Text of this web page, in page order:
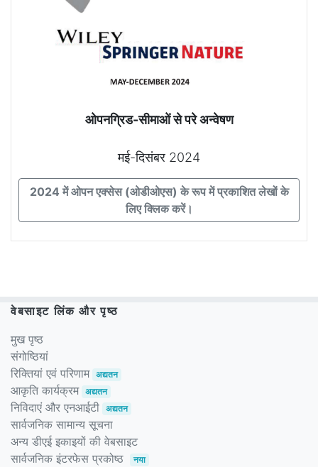
ओपनग्रिड-सीमाओं से परे अन्वेषण
मई-दिसंबर 2024
2024 में ओपन एक्सेस (ओडीओएस) के रूप में प्रकाशित लेखों के
लिए क्लिक करें।
वेबसाइट लिंक और पृष्ठ
मुख पृष्ठ
संगोष्ठियां
रिक्तियां एवं परिणाम अद्यतन
आकृति कार्यक्रम अद्यतन
निविदाएं और एनआईटी अद्यतन
सार्वजनिक सामान्य सूचना
अन्य डीएई इकाइयों की वेबसाइट
सार्वजनिक इंटरफेस प्रकोष्ठ
नया